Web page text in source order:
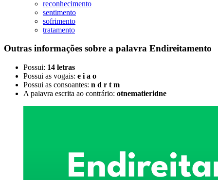
reconhecimento
sentimento
sofrimento
tratamento
Outras informações sobre a palavra Endireitamento
Possui: 14 letras
Possui as vogais: e i a o
Possui as consoantes: n d r t m
A palavra escrita ao contrário: otnematieridne